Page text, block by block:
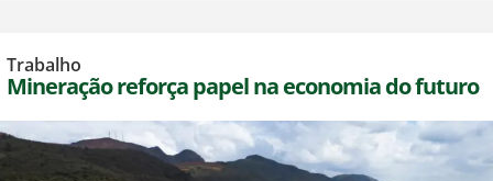
Trabalho
Mineração reforça papel na economia do futuro